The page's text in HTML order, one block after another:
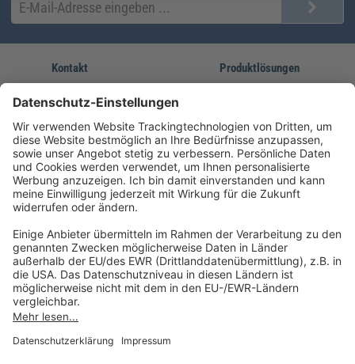
Kontakt
service@forum-verlag.com
Mo-Do 07:30 - 17:00 Uhr
Fr 07:30 - 15:00 Uhr
Produktlösungen
Unsere Marken
Folgen Sie uns
Impressum
Datenschutz